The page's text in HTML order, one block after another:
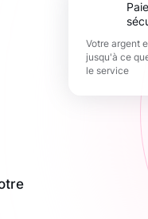
paiement
Votre argent
jusqu'à ce
le service